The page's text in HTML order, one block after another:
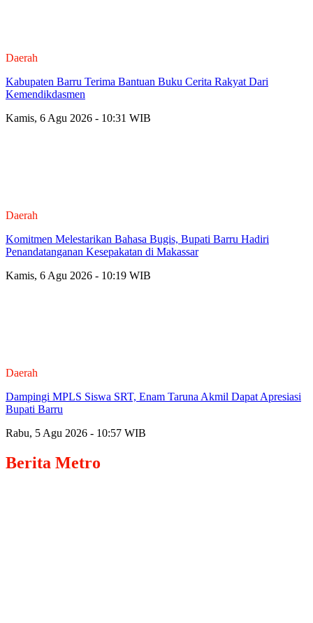
Daerah
Kabupaten Barru Terima Bantuan Buku Cerita Rakyat Dari
Kemendikdasmen
Kamis, 6 Agu 2026 - 10:31 WIB
Daerah
Komitmen Melestarikan Bahasa Bugis, Bupati Barru Hadiri
Penandatanganan Kesepakatan di Makassar
Kamis, 6 Agu 2026 - 10:19 WIB
Daerah
Dampingi MPLS Siswa SRT, Enam Taruna Akmil Dapat Apresiasi
Bupati Barru
Rabu, 5 Agu 2026 - 10:57 WIB
Berita Metro